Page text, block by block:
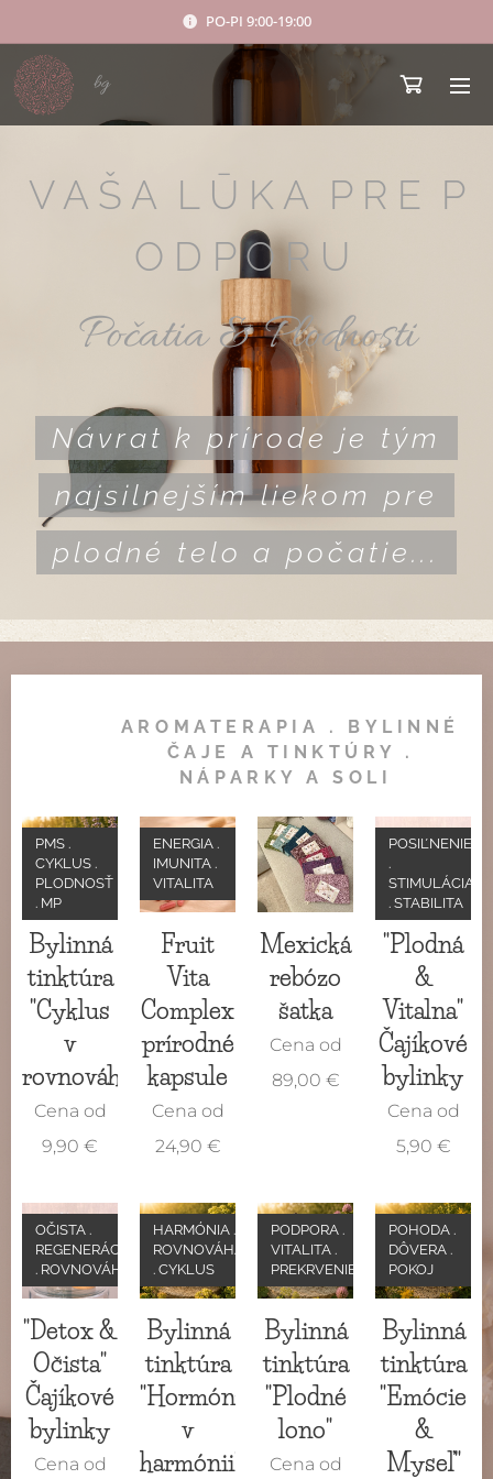
PO-PI 9:00-19:00
bg
V A Š A L Ū K A P R E P
O D P O R U
Počatia & Plodnosti
Návrat k prírode je tým
najsilnejším liekom pre
plodné telo a počatie...
AROMATERAPIA . BYLINNÉ
ČAJE A TINKTÚRY .
NÁPARKY A SOLI
Bylinná
tinktúra
"Cyklus
v
rovnováhe"
PMS .
CYKLUS .
PLODNOSŤ
. MP
Cena od
9,90 €
Fruit
Vita
Complex
prírodné
kapsule
ENERGIA .
IMUNITA .
VITALITA
Cena od
24,90 €
Mexická
rebózo
šatka
Cena od
89,00 €
"Plodná
&
Vitalna"
Čajíkové
bylinky
POSIĽNENIE
.
STIMULÁCIA
. STABILITA
Cena od
5,90 €
"Detox &
Očista"
Čajíkové
bylinky
OČISTA .
REGENERÁCIA
. ROVNOVÁHA
Cena od
Bylinná
tinktúra
"Hormóny
v
harmónii"
HARMÓNIA .
ROVNOVÁHA
. CYKLUS
Bylinná
tinktúra
"Plodné
lono"
PODPORA .
VITALITA .
PREKRVENIE
Cena od
Bylinná
tinktúra
"Emócie
&
Myseľ"
POHODA .
DÔVERA .
POKOJ